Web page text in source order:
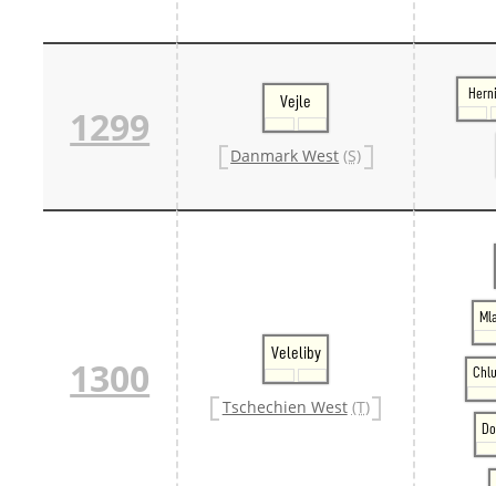
1299
Vejle
Danmark West (S)
1300
Veleliby
Tschechien West (T)